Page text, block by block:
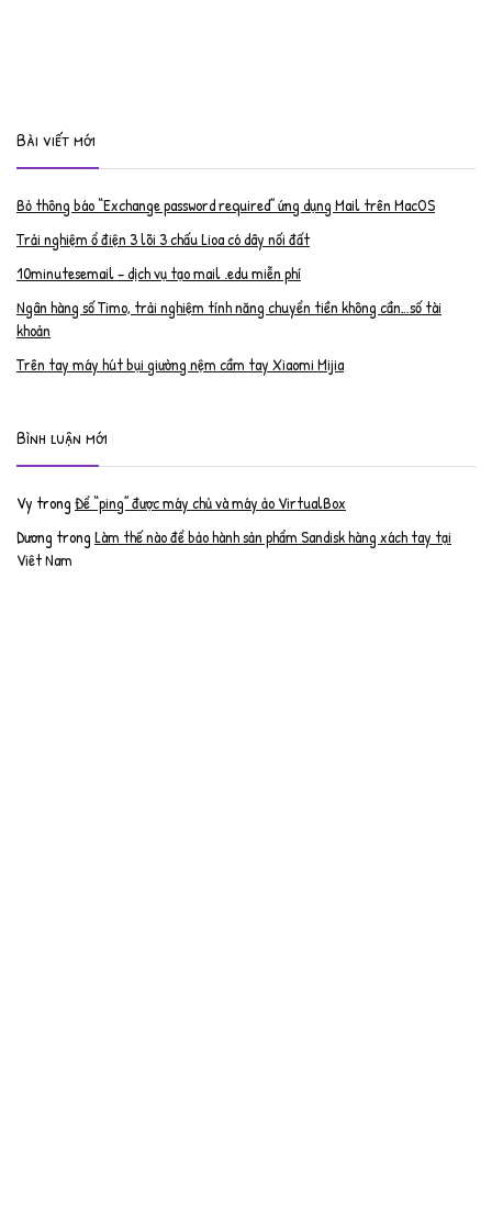
Bài viết mới
Bỏ thông báo “Exchange password required” ứng dụng Mail trên MacOS
Trải nghiệm ổ điện 3 lõi 3 chấu Lioa có dây nối đất
10minutesemail – dịch vụ tạo mail .edu miễn phí
Ngân hàng số Timo, trải nghiệm tính năng chuyển tiền không cần…số tài
khoản
Trên tay máy hút bụi giường nệm cầm tay Xiaomi Mijia
Bình luận mới
Vy trongĐể “ping” được máy chủ và máy ảo VirtualBox
Dương trongLàm thế nào để bảo hành sản phẩm Sandisk hàng xách tay tại
Việt Nam